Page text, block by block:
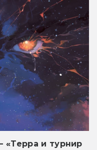
«Терра и турнир